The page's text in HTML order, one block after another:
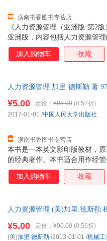
《人力资源管理（亚洲版·第2
亚洲版，内容包括人力资源管
源计分卡，工作分析，就业计
培训与开发，绩效管理与评估
动，密切联系实际，适用于工
力资源管理实践工作者以及政
参考。
潢南书香图书专营店
加入购物车 收藏
人力资源管理 加里·德斯勒 著
本书是一本英文影印版教材，
的经典著作。本书适合用作经
课程教材。
¥5.00 定价： ¥98.00 (0.52折)
潢南书香图书专营店
2017-01-01 /中国人民大学出版社
加入购物车 收藏
人力资源管理 (美)加里.德斯勒
¥5.00 定价： ¥90.00 (0.56折)
(美)加里.德斯勒 /2013-01-01 /机械工